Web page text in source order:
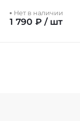
Нет в наличии
1 790 ₽ / шт